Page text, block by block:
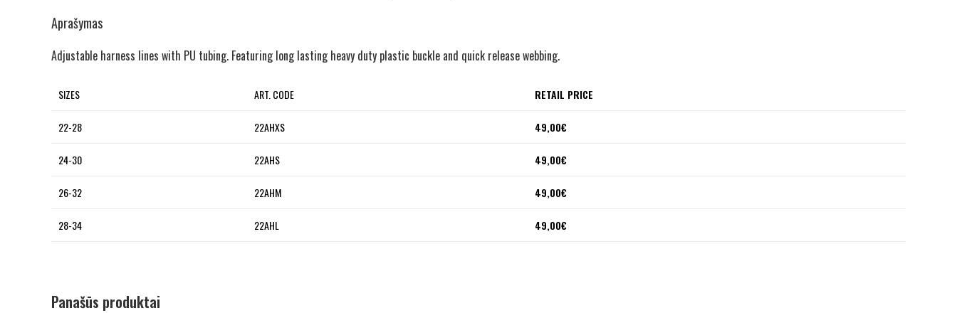
Aprašymas
Adjustable harness lines with PU tubing. Featuring long lasting heavy duty plastic buckle and quick release webbing.
SIZES ART. CODE RETAIL PRICE
22-28 22AHXS 49,00€
24-30 22AHS 49,00€
26-32 22AHM 49,00€
28-34 22AHL 49,00€
Panašūs produktai